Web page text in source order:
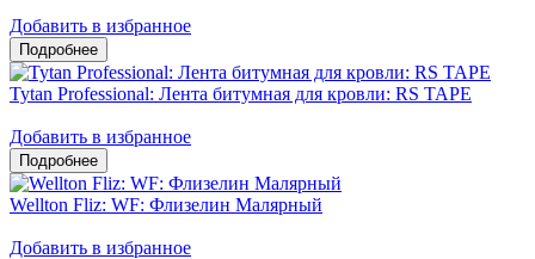
Добавить в избранное
Tytan Professional: Лента битумная для кровли: RS TAPE
Добавить в избранное
Wellton Fliz: WF: Флизелин Малярный
Добавить в избранное